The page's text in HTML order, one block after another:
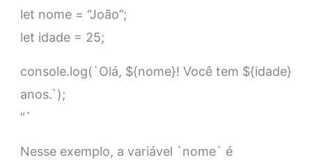
let nome = “João”;
let idade = 25;
console.log(`Olá, ${nome}! Você tem ${idade}
anos.`);
“`
Nesse exemplo, a variável `nome` é